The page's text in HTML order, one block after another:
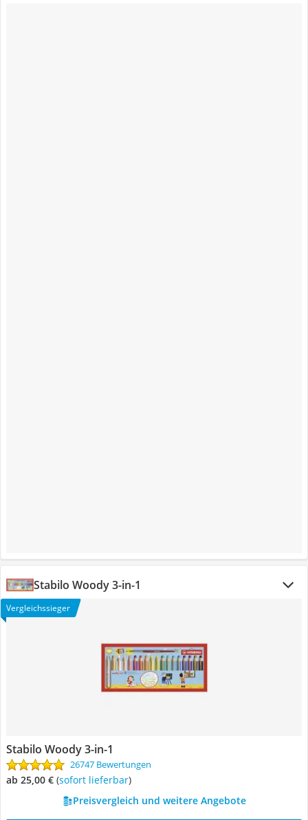
Stabilo Woody 3-in-1
Vergleichssieger
Stabilo Woody 3-in-1
26747 Bewertungen
ab 25,00 € ( Sofort lieferbar)
Preisvergleich und weitere Angebote